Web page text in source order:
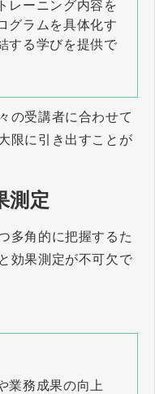
レーニング内容を
グラムを具体化す
する学びを提供で
の受講者に合わせて
限に引き出すことが
測定
多角的に把握するた
効果測定が不可欠で
業務成果の向上